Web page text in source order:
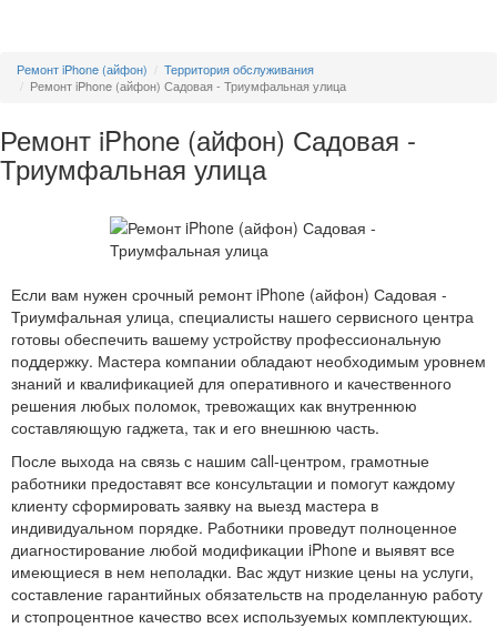
Ремонт iPhone (айфон)
Территория обслуживания
Ремонт iPhone (айфон) Садовая - Триумфальная улица
Ремонт iPhone (айфон) Садовая -
Триумфальная улица
Если вам нужен срочный ремонт iPhone (айфон) Садовая -
Триумфальная улица, специалисты нашего сервисного центра
готовы обеспечить вашему устройству профессиональную
поддержку. Мастера компании обладают необходимым уровнем
знаний и квалификацией для оперативного и качественного
решения любых поломок, тревожащих как внутреннюю
составляющую гаджета, так и его внешнюю часть.
После выхода на связь с нашим call-центром, грамотные
работники предоставят все консультации и помогут каждому
клиенту сформировать заявку на выезд мастера в
индивидуальном порядке. Работники проведут полноценное
диагностирование любой модификации iPhone и выявят все
имеющиеся в нем неполадки. Вас ждут низкие цены на услуги,
составление гарантийных обязательств на проделанную работу
и стопроцентное качество всех используемых комплектующих.